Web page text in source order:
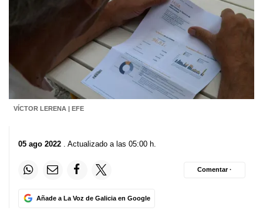
VÍCTOR LERENA | EFE
05 ago 2022 . Actualizado a las 05:00 h.
Añade a La Voz de Galicia en Google
Comentar ·